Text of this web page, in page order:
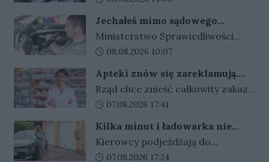
Spartą.
Polski. Najwięcej pochłonęły
emerytury, zdrowie i
bezpieczeństwo.
Jechałeś mimo sądowego
zakazu? Koniec z wyrokami w
zawieszeniu. Rząd zaostrza
przepisy dla kierowców
Ministerstwo Sprawiedliwości
szykuje ostre zmiany dla
zakazu prowadzenia auta i
recydywę po alkoholu ma grozić
bezwzględne więzienie.
Data dodania artykułu:
08.08.2026 10:07
Apteki znów się zareklamują.
Ale nie bez ograniczeń
Rząd chce znieść całkowity zakaz
reklamy aptek. Nadal jednak
lojalnościowe, presja zakupowa i
udział dzieci.
Data dodania artykułu:
07.08.2026 17:41
Kilka minut i ładowarka nie
działa. Złodzieje znaleźli sposób
na szybki zarobek kosztem
Kierowcy podjeżdżają do
ładowarek i zamiast przewodów
Data dodania artykułu:
07.08.2026 17:24